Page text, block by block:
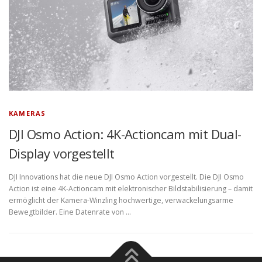
KAMERAS
DJI Osmo Action: 4K-Actioncam mit Dual-
Display vorgestellt
DJI Innovations hat die neue DJI Osmo Action vorgestellt. Die DJI Osmo
Action ist eine 4K-Actioncam mit elektronischer Bildstabilisierung – damit
ermöglicht der Kamera-Winzling hochwertige, verwackelungsarme
Bewegtbilder. Eine Datenrate von …